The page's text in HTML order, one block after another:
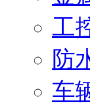
工
防
车